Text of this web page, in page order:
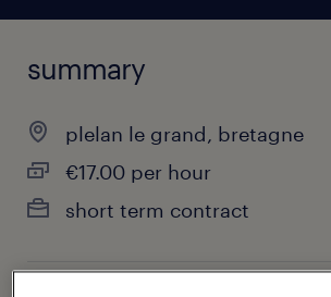
summary
plelan le grand, bretagne
€17.00 per hour
short term contract